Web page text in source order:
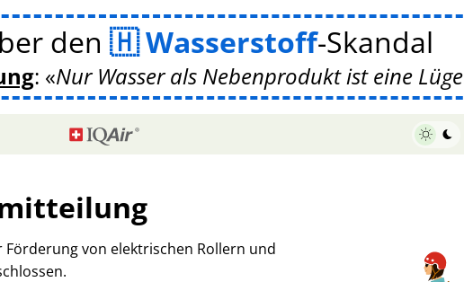
den Wasserstoff-Skandal
: Nur Wasser als Nebenprodukt ist eine Lüge
von elektrischen Rollern und